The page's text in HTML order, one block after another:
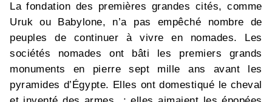
La fondation des premières grandes cités, comme
Uruk ou Babylone, n’a pas empêché nombre de
peuples de continuer à vivre en nomades. Les
sociétés nomades ont bâti les premiers grands
monuments en pierre sept mille ans avant les
pyramides d’Égypte. Elles ont domestiqué le cheval